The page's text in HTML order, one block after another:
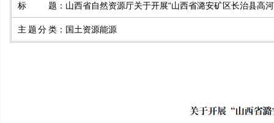
标题 ： 山西省自然资源厅关于开展“山西省潞安矿区长治县高
主题分类 ： 国土资源能源